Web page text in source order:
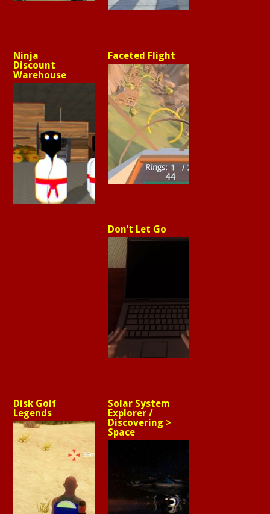
Ninja
Discount
Warehouse
Faceted Flight
Don’t Let Go
Disk Golf
Legends
Solar System
Explorer /
Discovering >
Space